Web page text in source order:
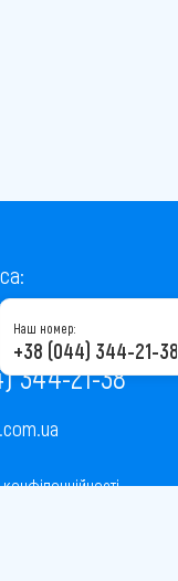
22/7, оф. 41
344-21-38
Наш номер:
+38 (044) 344-21-38